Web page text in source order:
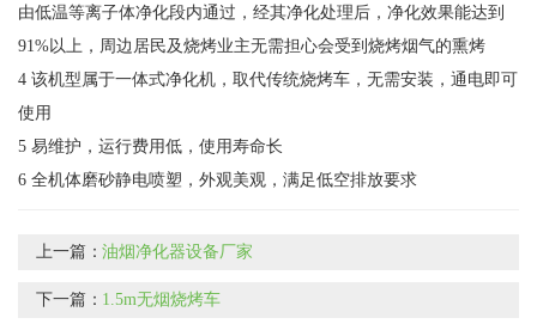
由低温等离子体净化段内通过，经其净化处理后，净化效果能达到
91%以上，周边居民及烧烤业主无需担心会受到烧烤烟气的熏烤
4 该机型属于一体式净化机，取代传统烧烤车，无需安装，通电即可
使用
5 易维护，运行费用低，使用寿命长
6 全机体磨砂静电喷塑，外观美观，满足低空排放要求
上一篇：油烟净化器设备厂家
下一篇： 1.5m无烟烧烤车